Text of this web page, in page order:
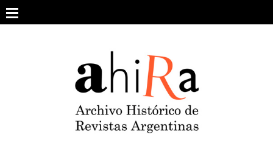
content
ARCHIVO DE REVISTAS
ESTUDIOS CRÍTICOS